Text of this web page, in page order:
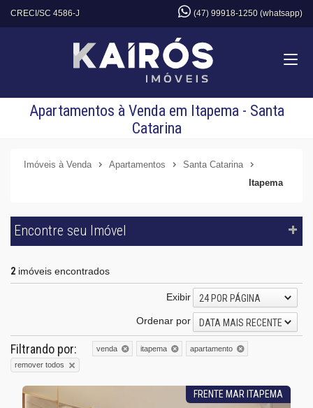
CRECI/SC 4586-J (47) 99918-1250 (whatsapp)
Apartamentos à Venda em Itapema - Santa
Catarina
Imóveis à Venda Apartamentos
Santa Catarina
Itapema
Encontre seu Imóvel
2 imóveis encontrados
Exibir
24 POR PÁGINA
Ordenar por
DATA MAIS RECENTE
Filtrando por: venda itapema
apartamento
remover todos
FRENTE MAR ITAPEMA